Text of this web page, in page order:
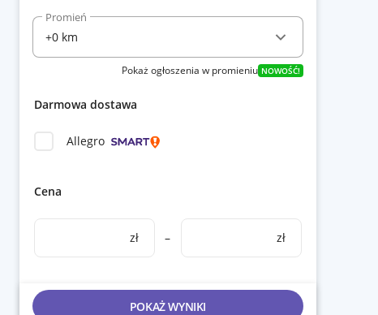
Promień
Pokaż ogłoszenia w promieniu NOWOŚĆ!
Darmowa dostawa
Allegro
Cena
zł – zł
POKAŻ WYNIKI